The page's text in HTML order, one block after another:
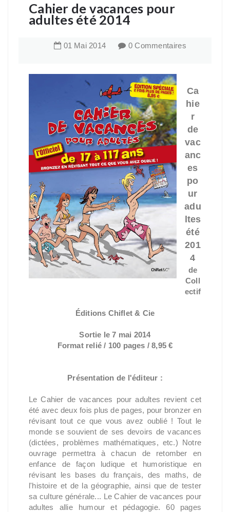
Cahier de vacances pour
adultes été 2014
01 Mai 2014 0 Commentaires
Ca
hie
r
de
vac
anc
es
po
ur
adu
ltes
été
201
4
de
Coll
ectif
Éditions Chiflet & Cie
Sortie le 7 mai 2014
Format relié / 100 pages / 8,95 €
Présentation de l'éditeur :
Le Cahier de vacances pour adultes revient cet
été avec deux fois plus de pages, pour bronzer en
révisant tout ce que vous avez oublié ! Tout le
monde se souvient de ses devoirs de vacances
(dictées, problèmes mathématiques, etc.) Notre
ouvrage permettra à chacun de retomber en
enfance de façon ludique et humoristique en
révisant les bases du français, des maths, de
l'histoire et de la géographie, ainsi que de tester
sa culture générale... Le Cahier de vacances pour
adultes allie humour et pédagogie. 60 pages